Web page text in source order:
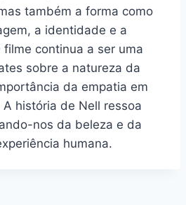
também a forma como
a identidade e a
filme continua a ser uma
sobre a natureza da
da empatia em
história de Nell ressoa
nos da beleza e da
humana.